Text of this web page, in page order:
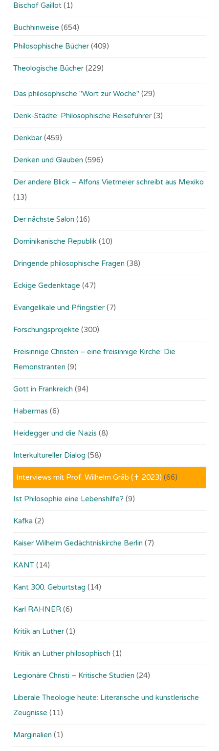
Bischof Gaillot (1)
Buchhinweise (654)
Philosophische Bücher (409)
Theologische Bücher (229)
Das philosophische "Wort zur Woche" (29)
Denk-Städte: Philosophische Reiseführer (3)
Denkbar (459)
Denken und Glauben (596)
Der andere Blick – Alfons Vietmeier schreibt aus Mexiko
(13)
Der nächste Salon (16)
Dominikanische Republik (10)
Dringende philosophische Fragen (38)
Eckige Gedenktage (47)
Evangelikale und Pfingstler (7)
Forschungsprojekte (300)
Freisinnige Christen – eine freisinnige Kirche: Die
Remonstranten (9)
Gott in Frankreich (94)
Habermas (6)
Heidegger und die Nazis (8)
Interkultureller Dialog (58)
Interviews mit Prof. Wilhelm Gräb (✝ 2023) (66)
Ist Philosophie eine Lebenshilfe? (9)
Kafka (2)
Kaiser Wilhelm Gedächtniskirche Berlin (7)
KANT (14)
Kant 300. Geburtstag (14)
Karl RAHNER (6)
Kritik an Luther (1)
Kritik an Luther philosophisch (1)
Legionäre Christi – Kritische Studien (24)
Liberale Theologie heute: Literarische und künstlerische
Zeugnisse (11)
Marginalien (1)